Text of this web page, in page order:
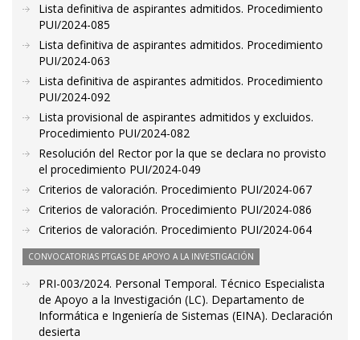
Lista definitiva de aspirantes admitidos. Procedimiento
PUI/2024-085
Lista definitiva de aspirantes admitidos. Procedimiento
PUI/2024-063
Lista definitiva de aspirantes admitidos. Procedimiento
PUI/2024-092
Lista provisional de aspirantes admitidos y excluidos.
Procedimiento PUI/2024-082
Resolución del Rector por la que se declara no provisto
el procedimiento PUI/2024-049
Criterios de valoración. Procedimiento PUI/2024-067
Criterios de valoración. Procedimiento PUI/2024-086
Criterios de valoración. Procedimiento PUI/2024-064
CONVOCATORIAS PTGAS DE APOYO A LA INVESTIGACIÓN
PRI-003/2024. Personal Temporal. Técnico Especialista
de Apoyo a la Investigación (LC). Departamento de
Informática e Ingeniería de Sistemas (EINA). Declaración
desierta